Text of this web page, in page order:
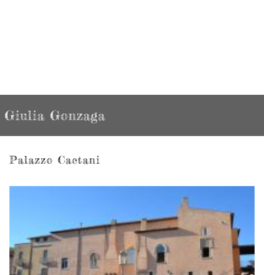
Giulia Gonzaga
Palazzo Caetani